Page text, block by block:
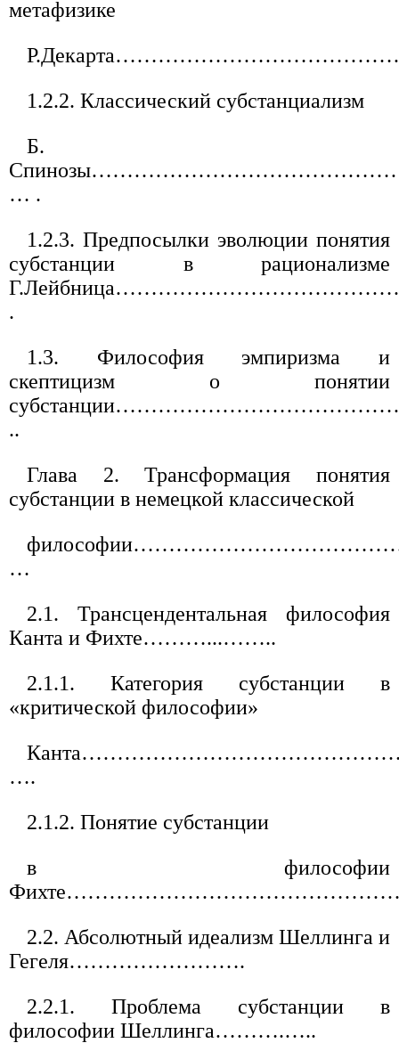
метафизике
1.2.2. Классический субстанциализм
Б.
… .
1.2.3. Предпосылки эволюции понятия
субстанции в рационализме
.
1.3. Философия эмпиризма и
скептицизм о понятии
..
Глава 2. Трансформация понятия
субстанции в немецкой классической
…
2.1. Трансцендентальная философия
Канта и Фихте………...……..
2.1.1. Категория субстанции в
«критической философии»
….
2.1.2. Понятие субстанции
в философии
2.2. Абсолютный идеализм Шеллинга и
Гегеля…………………….
2.2.1. Проблема субстанции в
философии Шеллинга……….…..